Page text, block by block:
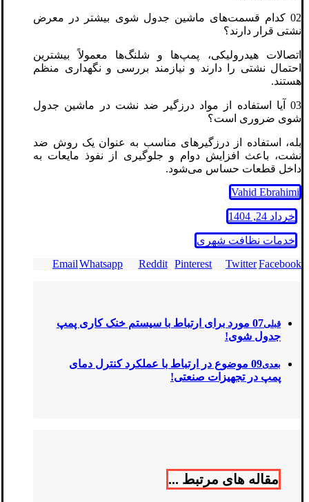
02 کدام قسمت‌های ماشین جدول شوی بیشتر در معرض
نشتی قرار دارند؟
اتصالات هیدرولیکی، پمپ‌ها و شلنگ‌ها معمولاً بیشترین
احتمال نشتی را دارند و نیازمند بررسی و نگهداری منظم
هستند.
03 آیا استفاده از مواد درزگیر ضد نشت در ماشین جدول
شوی ضروری است؟
بله، استفاده از درزگیرهای مناسب به عنوان یک روش ضد
نشت، باعث افزایش دوام و جلوگیری از نفوذ مایعات به
داخل قطعات حساس می‌شود.
Vahid Ebrahimi
خرداد 24, 1404
خدمات نظافت شهری
Facebook
Twitter
Pinterest
Reddit
Whatsapp
Email
قبلی
07 مورد برای ارتباط با سیستم خنک‌ کاری پمپ
جدول شوی!
بعدی
09 موضوع در ارتباط با عملکرد کنترل دمای
پمپ در تجهیزات صنعتی!
مقاله های مرتبط ...